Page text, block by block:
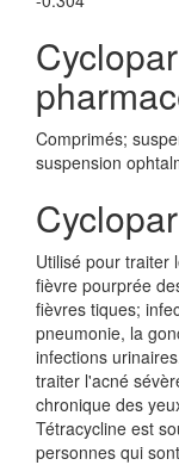
Comprimés;
suspension
Utilisé pour traiter
fièvre pourprée
fièvres tiques;
pneumonie, la
infections
traiter l'acné
chronique des
Tétracycline est
personnes qui